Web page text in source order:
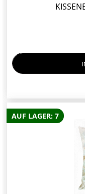
AUF LAGER: 7